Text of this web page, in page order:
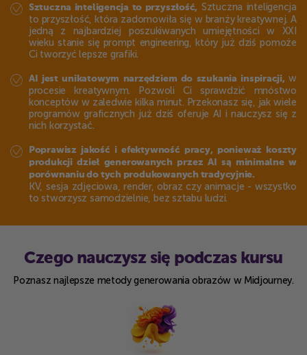
Sztuczna inteligencja to przyszłość, Sztuczna inteligencja
to przyszłość, która zadomowiła się w branżykreatywnej. A
jedną z najbardziej poszukiwanych umiejętności w XXI
wieku stanie się prompt engineering, który już dziś pomoże
Ci tworzyć lepsze grafiki.
AI jest unikatowym narzędziem do szukania inspiracji,w
procesie kreatywnym. Pozwoli Ci sprawdzić mnóstwo
konceptów w zaledwie kilka minut. Przekonasz się, jak wiele
programów graficznych już dziś oferuje AI i nauczysz się z
nich korzystać.
Poprawisz jakość i efektywność pracy, ponieważ koszty
produkcji dzieł generowanych przez AI są minimalne w
porównaniu do tych produkowanych tradycyjnie.
KV, sesja zdjęciowa, render, obraz czy animacje - wszystko
to stworzysz samodzielnie, bez sztabu ludzi.
Czego nauczysz się podczas kursu
Poznasz najlepsze metody generowania obrazów w Midjourney.